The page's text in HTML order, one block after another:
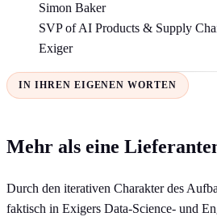
Simon Baker
SVP of AI Products & Supply
Exiger
IN IHREN EIGENEN WORTEN
Mehr als eine
Durch den iterativen Charakter des
faktisch in Exigers Data-Science- und